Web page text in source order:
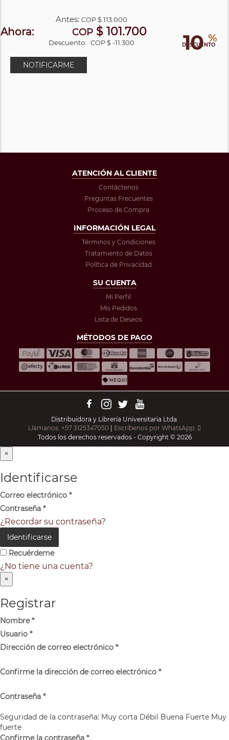
10 %
DESCUENTO
Antes:COP$ 113.000
Ahora: COP $ 101.700
Descuento: COP $ -11.300
NOTIFICARME
ATENCIÓN AL CLIENTE
Contáctenos
Preguntas Frecuentes
Proceso de Compra
INFORMACIÓN LEGAL
Términos y Condiciones
Tratamiento de Datos
Política de Privacidad
SU CUENTA
Mi Perfil
Mis Pedidos
Lista de Deseos
MÉTODOS DE PAGO
Distribuidora y Librería Universitaria Ltda.
Llámanos: +57 3125347050 | Escríbenos por WhatsApp:
Todos los derechos reservados - Copyright © 2026
×
Identificarse
Correo electrónico *
Contraseña *
¿Recordar su contraseña?
Identificarse
Recuérdeme
¿No tiene una cuenta?
×
Registrar
Nombre*
Usuario *
Dirección de correo electrónico *
Confirme la dirección de correo electrónico *
Contraseña *
Seguridad de la contraseña: Muy corta Débil Buena Fuerte Muy
fuerte
Confirme la contraseña *